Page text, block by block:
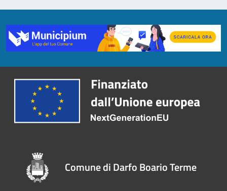
Comune di Darfo Boario Terme